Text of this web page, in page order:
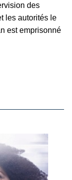
des
les autorités le
est emprisonné